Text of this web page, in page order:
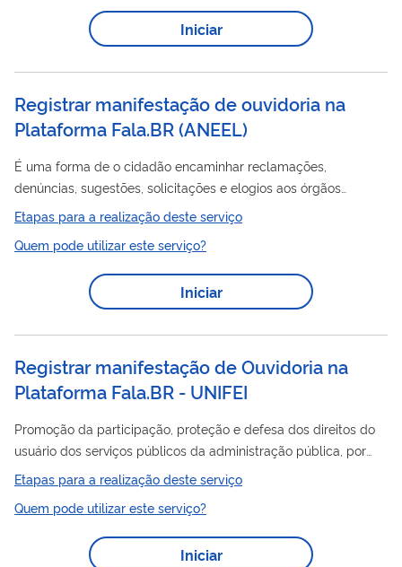
mediante solicitação, fornecer acesso a outras informações. A
LAI aplica-se a todos os poderes da União, Estados e
Contas.
Iniciar
Registrar manifestação de ouvidoria na
Plataforma Fala.BR (ANEEL)
É uma forma de o cidadão encaminhar reclamações,
denúncias, sugestões, solicitações e elogios aos órgãos
públicos federais, registrando suas manifestações na
plataforma Fala.BR
Etapas para a realização deste serviço
Quem pode utilizar este serviço?
Iniciar
Registrar manifestação de Ouvidoria na
Plataforma Fala.BR - UNIFEI
Promoção da participação, proteção e defesa dos direitos do
usuário dos serviços públicos da administração pública, por
meio de cadastro de manifestações na Plataforma FALA.BR. O
papel da ouvidoria deve estar centrado na defesa do usuário,
melhoria da gestão e também na atuação como um
instrumento provocador de mudanças na gestão das
entidades públicas, propondo medidas para a adequada
Etapas para a realização deste serviço
Quem pode utilizar este serviço?
Iniciar